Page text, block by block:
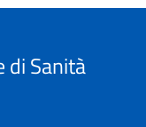
di Sanità